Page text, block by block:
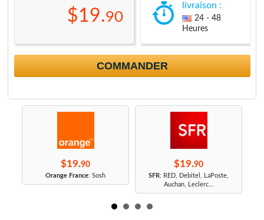
$19.90
livraison :
24 - 48
Heures
COMMANDER
$19.90
Orange France: Sosh
$19.90
SFR: RED, Debitel, LaPoste,
Auchan, Leclerc...